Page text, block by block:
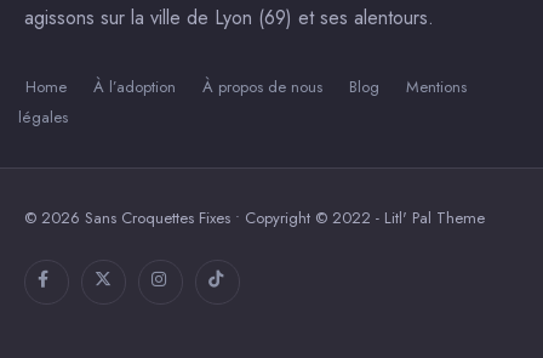
agissons sur la ville de Lyon (69) et ses alentours.
Home À l’adoption À propos de nous Blog
Mentions
légales
© 2026 Sans Croquettes Fixes • Copyright © 2022 - Litl' Pal Theme